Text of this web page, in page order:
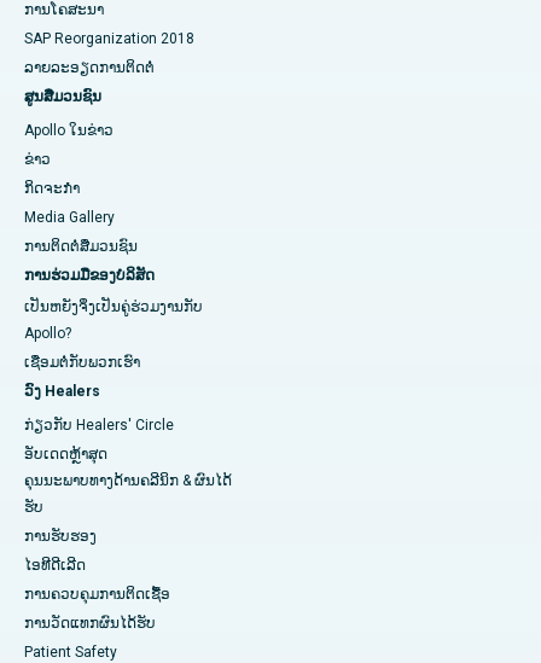
ການໂຄສະນາ
SAP Reorganization 2018
ລາຍລະອຽດການຕິດຕໍ່
ສູນສື່ມວນຊົນ
Apollo ໃນຂ່າວ
ຂ່າວ
ກິດຈະກໍາ
Media Gallery
ການ​ຕິດ​ຕໍ່​ສື່​ມວນ​ຊົນ​
ການຮ່ວມມືຂອງບໍລິສັດ
ເປັນຫຍັງຈິ່ງເປັນຄູ່ຮ່ວມງານກັບ
Apollo?
ເຊື່ອມຕໍ່ກັບພວກເຮົາ
ວົງ Healers
ກ່ຽວກັບ Healers' Circle
ອັບເດດຫຼ້າສຸດ
ຄຸນນະພາບທາງດ້ານຄລີນິກ & ຜົນໄດ້
ຮັບ
ການຮັບຮອງ
ໄອທີດີເລີດ
ການ​ຄວບ​ຄຸມ​ການ​ຕິດ​ເຊື້ອ​
ການວັດແທກຜົນໄດ້ຮັບ
Patient Safety